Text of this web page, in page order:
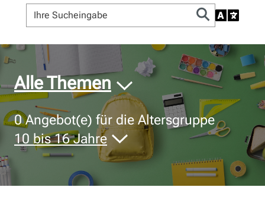
© Bildnachweis
Alle Themen
0Angebot(e) für die Altersgruppe
10 bis 16 Jahre